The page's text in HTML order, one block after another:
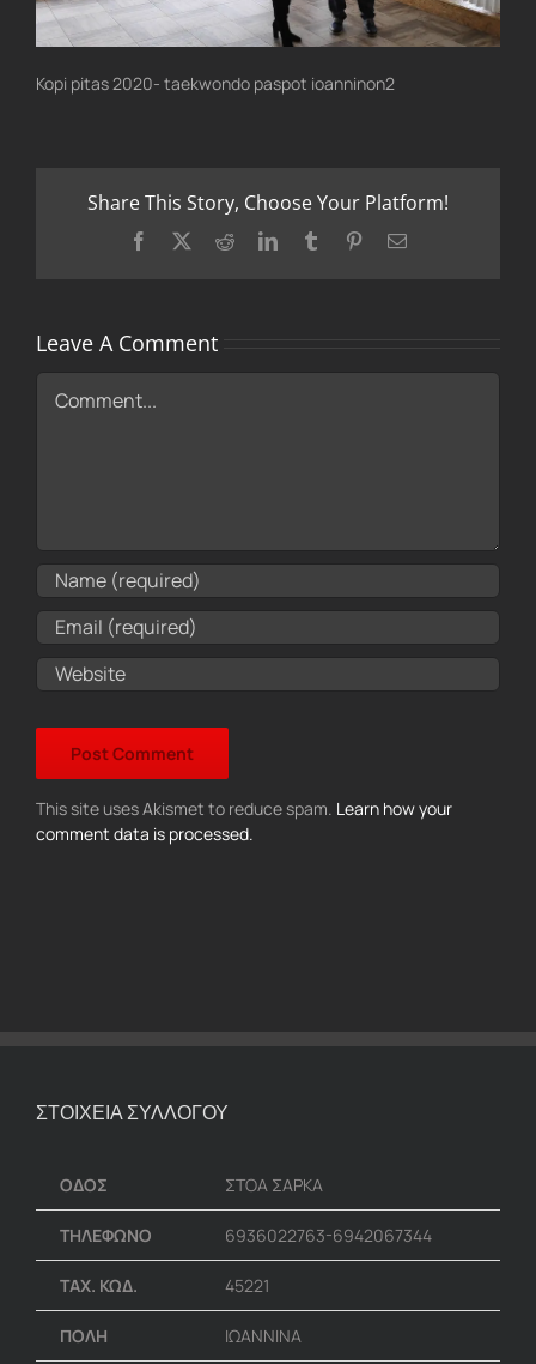
Kopi pitas 2020- taekwondo paspot ioanninon2
Share This Story, Choose Your Platform!
Facebook RedditLinkedInTumblr PinterestEmail
Leave A Comment
Comment
This site uses Akismet to reduce spam. Learn how your
comment data is processed.
ΣΤΟΙΧΕΙΑ ΣΥΛΛΟΓΟΥ
ΟΔΟΣ ΣΤΟΑ ΣΑΡΚΑ
ΤΗΛΕΦΩΝΟ 6936022763-6942067344
ΤΑΧ. ΚΩΔ. 45221
ΠΟΛΗ ΙΩΑΝΝΙΝΑ